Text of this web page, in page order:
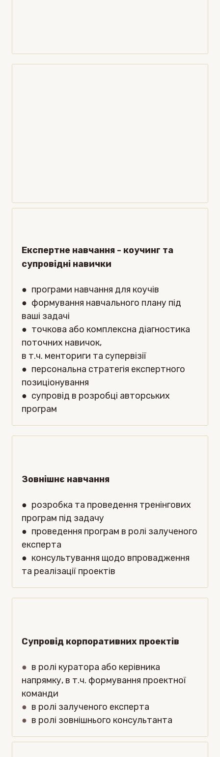
Експертне навчання - коучинг та
супровідні навички
● програми навчання для коучів
● формування навчального плану під
ваші задачі
● точкова або комплексна діагностика
поточних навичок,
в т.ч. менториги та супервізії
● персональна стратегія експертного
позиціонування
● супровід в розробці авторських
програм
Зовнішнє навчання
● розробка та проведення тренінгових
програм під задачу
● проведення програм в ролі залученого
експерта
● консультування щодо впровадження
та реалізації проектів
Супровід корпоративних проектів
● в ролі куратора або керівника
напрямку, в т.ч. формування проектної
команди
● в ролі залученого експерта
● в ролі зовнішнього консультанта